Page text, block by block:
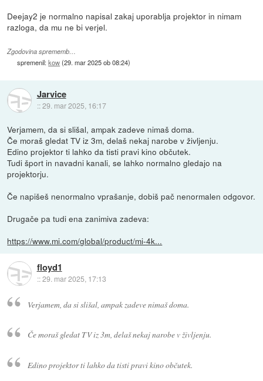
Deejay2 je normalno napisal zakaj uporablja projektor in nimam
razloga, da mu ne bi verjel.
Zgodovina sprememb…
spremenil:kow(29. mar 2025 ob 08:24)
Jarvice
::29. mar 2025, 16:17
Verjamem, da si slišal, ampak zadeve nimaš doma.
Če moraš gledat TV iz 3m, delaš nekaj narobe v življenju.
Edino projektor ti lahko da tisti pravi kino občutek.
Tudi šport in navadni kanali, se lahko normalno gledajo na
projektorju.
Če napišeš nenormalno vprašanje, dobiš pač nenormalen odgovor.
Drugače pa tudi ena zanimiva zadeva:
https://www.mi.com/global/product/mi-4k...
floyd1
::29. mar 2025, 17:13
Verjamem, da si slišal, ampak zadeve nimaš doma.
Če moraš gledat TV iz 3m, delaš nekaj narobe v življenju.
Edino projektor ti lahko da tisti pravi kino občutek.